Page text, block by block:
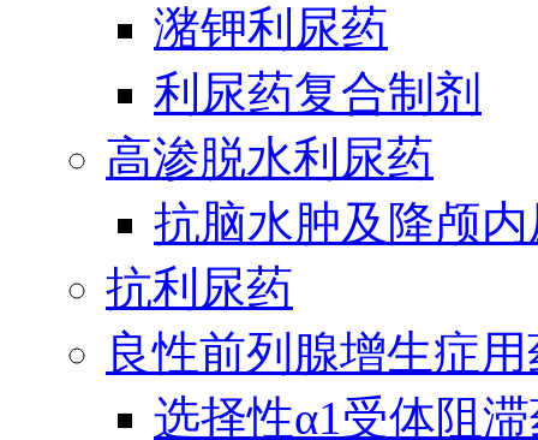
潴钾利尿药
利尿药复合制剂
高渗脱水利尿药
抗脑水肿及降颅
抗利尿药
良性前列腺增生症
选择性α1受体阻